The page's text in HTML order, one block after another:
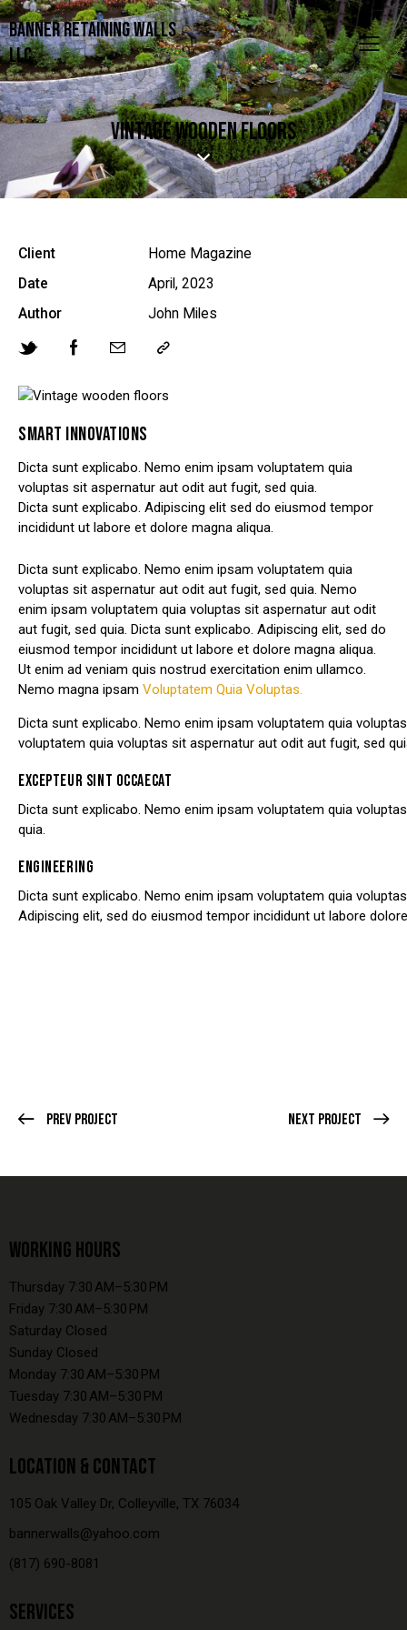
Banner Retaining Walls
LLC
VINTAGE WOODEN FLOORS
Client
Home Magazine
Date
April, 2023
Author
John Miles
SMART INNOVATIONS
Dicta sunt explicabo. Nemo enim ipsam voluptatem quia
voluptas sit aspernatur aut odit aut fugit, sed quia.
Dicta sunt explicabo. Adipiscing elit sed do eiusmod tempor
incididunt ut labore et dolore magna aliqua.
Dicta sunt explicabo. Nemo enim ipsam voluptatem quia
voluptas sit aspernatur aut odit aut fugit, sed quia. Nemo
enim ipsam voluptatem quia voluptas sit aspernatur aut odit
aut fugit, sed quia. Dicta sunt explicabo. Adipiscing elit, sed do
eiusmod tempor incididunt ut labore et dolore magna aliqua.
Ut enim ad veniam quis nostrud exercitation enim ullamco.
Nemo magna ipsam Voluptatem Quia Voluptas.
Dicta sunt explicabo. Nemo enim ipsam voluptatem quia
voluptatem quia voluptas sit aspernatur aut odit aut fugit, sed
EXCEPTEUR SINT OCCAECAT
Dicta sunt explicabo. Nemo enim ipsam voluptatem quia
quia.
ENGINEERING
Dicta sunt explicabo. Nemo enim ipsam voluptatem quia
Adipiscing elit, sed do eiusmod tempor incididunt ut labore
Prev Project Next Project
WORKING HOURS
Thursday 7:30 AM–5:30 PM
Friday 7:30 AM–5:30 PM
Saturday Closed
Sunday Closed
Monday 7:30 AM–5:30 PM
Tuesday 7:30 AM–5:30 PM
Wednesday 7:30 AM–5:30 PM
LOCATION & CONTACT
105 Oak Valley Dr, Colleyville, TX 76034
bannerwalls@yahoo.com
(817) 690-8081
SERVICES